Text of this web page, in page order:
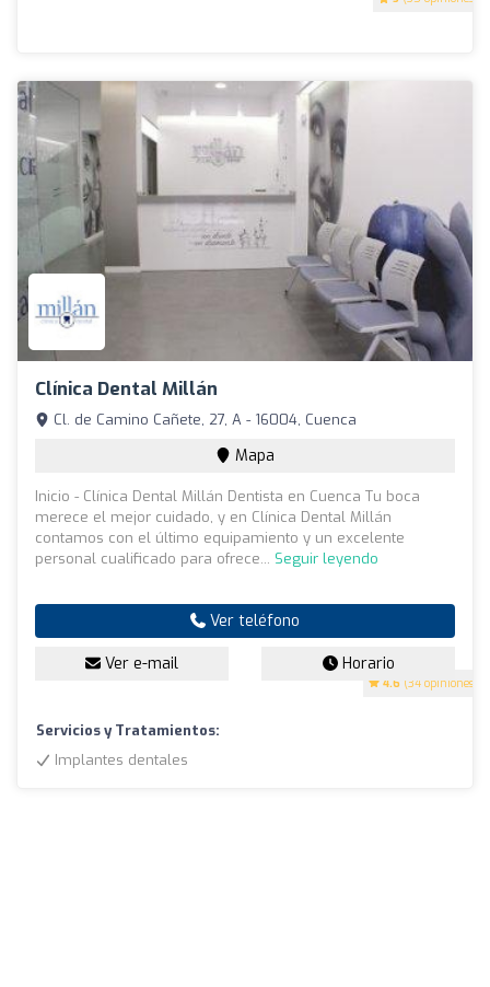
Clínica Dental Millán
4.6 (34 opiniones)
Cl. de Camino Cañete, 27, A - 16004, Cuenca
Mapa
Inicio - Clínica Dental Millán Dentista en Cuenca Tu boca
merece el mejor cuidado, y en Clínica Dental Millán
contamos con el último equipamiento y un excelente
personal cualificado para ofrece... Seguir leyendo
Ver teléfono
Ver e-mail Horario
Servicios y Tratamientos:
Implantes dentales